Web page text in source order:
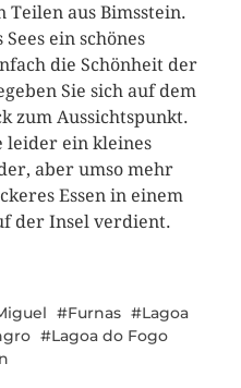
Teilen aus Bimsstein.
ein schönes
die Schönheit der
Sie sich auf dem
zum Aussichtspunkt.
leider ein kleines
aber umso mehr
Essen in einem
der Insel verdient.
Furnas
Lagoa
Lagoa do Fogo